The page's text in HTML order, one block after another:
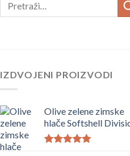
IZDVOJENI PROIZVODI
Olive zelene zimske
hlače Softshell